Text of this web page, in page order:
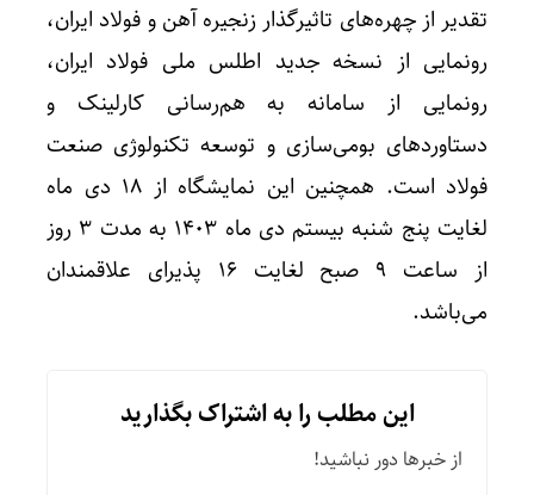
تقدیر از چهره‌های تاثیرگذار زنجیره آهن و فولاد ایران،
رونمایی از نسخه جدید اطلس ملی فولاد ایران،
رونمایی از سامانه به ‌هم‌رسانی کارلینک و
دستاوردهای بومی‌سازی و توسعه تکنولوژی صنعت
فولاد است. همچنین این نمایشگاه از ۱۸ دی ماه
لغایت پنج شنبه بیستم دی ماه ۱۴۰۳ به مدت ۳ روز
از ساعت ۹ صبح لغایت ۱۶ پذیرای علاقمندان
می‌باشد.
این مطلب را به اشتراک بگذارید
از خبرها دور نباشید!